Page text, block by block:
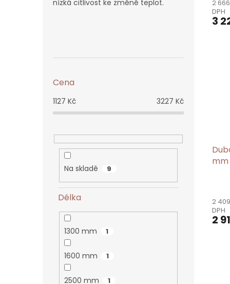
nízká citlivost ke změně teplot.
Cena
1127 Kč 3227 Kč
Na skladě 9
Délka
1300 mm 1
1600 mm 1
2500 mm 1
2
DPH
3
mm
2
DPH
2